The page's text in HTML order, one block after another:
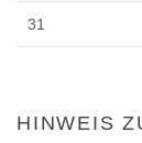
31
HINWEIS